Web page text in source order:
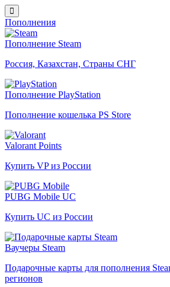
Пополнения
Пополнение Steam
Россия, Казахстан, Страны СНГ
Пополнение PlayStation
Пополнение кошелька PS Store
Valorant Points
Купить VP из России
PUBG Mobile UC
Купить UC из России
Ваучеры Steam
Подарочные карты для пополнения
регионов